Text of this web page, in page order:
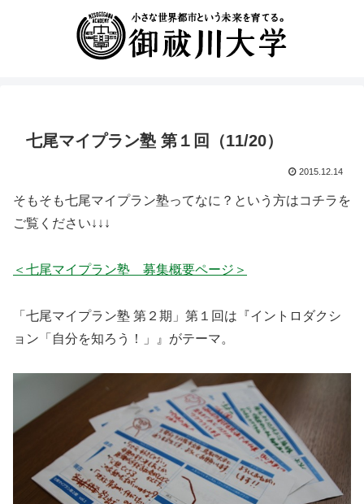
七尾マイプラン塾 第１回（11/20）
2015.12.14
そもそも七尾マイプラン塾ってなに？という方はコチラを
ご覧ください↓↓↓
＜七尾マイプラン塾 募集概要ページ＞
「七尾マイプラン塾 第２期」第１回は『イントロダクシ
ョン「自分を知ろう！」』がテーマ。